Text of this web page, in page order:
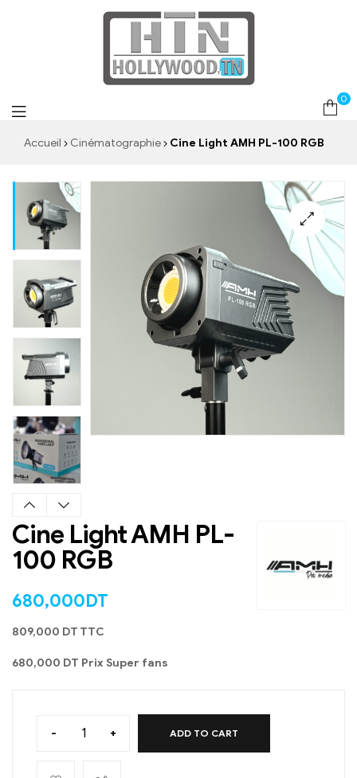
0
Accueil Cinématographie Cine Light AMH PL-100 RGB
EN STOCK
Cine Light AMH PL-
100 RGB
680,000DT
809,000 DT TTC
680,000 DT Prix Super fans
- + ADD TO CART